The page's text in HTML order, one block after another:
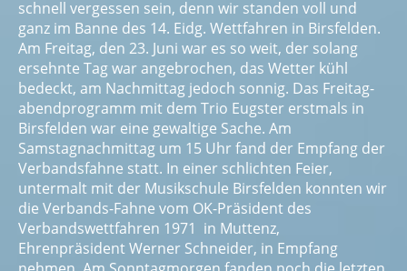
schnell vergessen sein, denn wir standen voll und
ganz im Banne des 14. Eidg. Wettfahren in Birsfelden.
Am Freitag, den 23. Juni war es so weit, der solang
ersehnte Tag war angebrochen, das Wetter kühl
bedeckt, am Nachmittag jedoch sonnig. Das Freitag­
abendprogramm mit dem Trio Eugster erstmals in
Birsfelden war eine gewaltige Sache. Am
Samstagnachmittag um 15 Uhr fand der Empfang der
Verbandsfahne statt. In einer schlichten Feier,
untermalt mit der Musik­schule Birsfelden konnten wir
die Verbands-Fahne vom OK-Präsident des
Verbandswettfahren 1971 in Muttenz,
Ehrenpräsident Werner Schneider, in Empfang